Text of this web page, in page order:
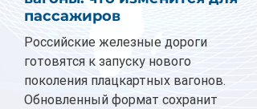
пассажиров
Российские железные дороги
готовятся к запуску нового
поколения плацкартных вагонов.
Обновленный формат сохранит